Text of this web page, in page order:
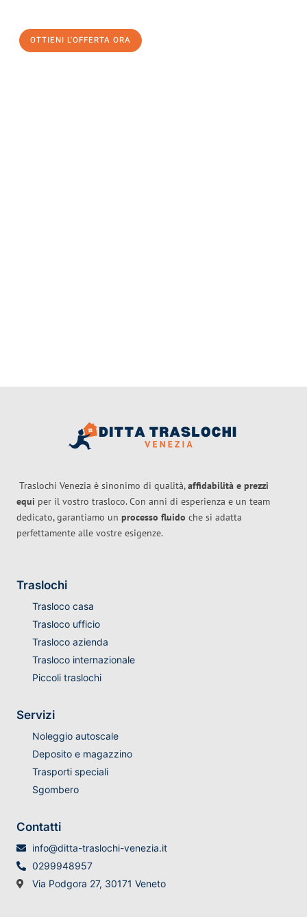
OTTIENI L'OFFERTA ORA
Traslochi Venezia è sinonimo di qualità,affidabilità e prezzi
equi per il vostro trasloco. Con anni di esperienza e un team
dedicato, garantiamo un processo fluido che si adatta
perfettamente alle vostre esigenze.
Traslochi
Trasloco casa
Trasloco ufficio
Trasloco azienda
Trasloco internazionale
Piccoli traslochi
Servizi
Noleggio autoscale
Deposito e magazzino
Trasporti speciali
Sgombero
Contatti
info@ditta-traslochi-venezia.it
0299948957
Via Podgora 27, 30171 Veneto